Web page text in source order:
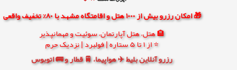
🎁 امکان رزرو بیش از 1000 هتل و اقامتگاه مشهد با 80% تخفیف واقعی
🏨 هتل، هتل آپارتمان، سوئیت و مهمانپذیر
⭐ از 1 تا 5 ستاره | فولبرد | نزدیک حرم
رزرو آنلاین بلیط ✈️ هواپیما، 🚆 قطار و 🚌 اتوبوس